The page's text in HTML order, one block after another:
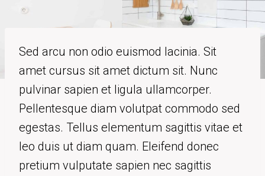
Sed arcu non odio euismod lacinia. Sit
amet cursus sit amet dictum sit. Nunc
pulvinar sapien et ligula ullamcorper.
Pellentesque diam volutpat commodo sed
egestas. Tellus elementum sagittis vitae et
leo duis ut diam quam. Eleifend donec
pretium vulputate sapien nec sagittis